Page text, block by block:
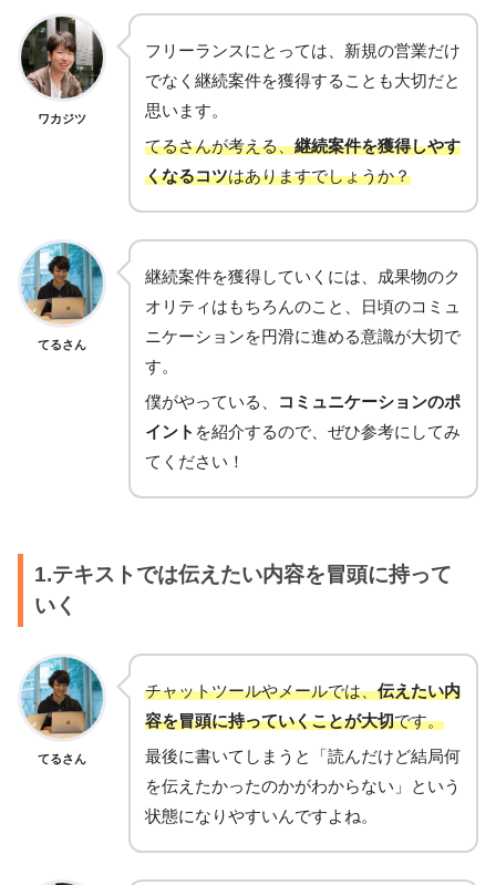
ワカジツ
フリーランスにとっては、新規の営業だけ
でなく継続案件を獲得することも大切だと
思います。
てるさんが考える、継続案件を獲得しやす
くなるコツはありますでしょうか？
てるさん
継続案件を獲得していくには、成果物のク
オリティはもちろんのこと、日頃のコミュ
ニケーションを円滑に進める意識が大切で
す。
僕がやっている、
コミュニケーションのポ
イント を紹介するので、ぜひ参考にしてみ
てください！
1.テキストでは伝えたい内容を冒頭に持って
いく
てるさん
チャットツールやメールでは、伝えたい内
容を冒頭に持っていくことが大切です。
最後に書いてしまうと「読んだけど結局何
を伝えたかったのかがわからない」という
状態になりやすいんですよね。